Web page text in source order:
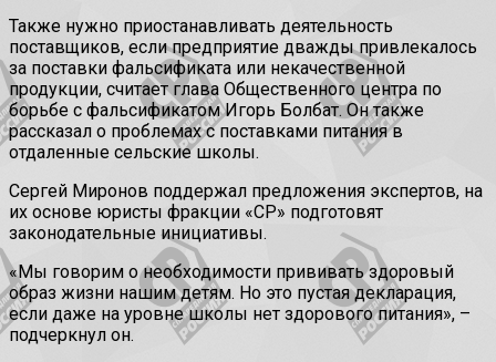
Также нужно приостанавливать деятельность
поставщиков, если предприятие дважды привлекалось
за поставки фальсификата или некачественной
продукции, считает глава Общественного центра по
борьбе с фальсификатом Игорь Болбат. Он также
рассказал о проблемах с поставками питания в
отдаленные сельские школы.
Сергей Миронов поддержал предложения экспертов, на
их основе юристы фракции «СР» подготовят
законодательные инициативы.
«Мы говорим о необходимости прививать здоровый
образ жизни нашим детям. Но это пустая декларация,
если даже на уровне школы нет здорового питания», –
подчеркнул он.